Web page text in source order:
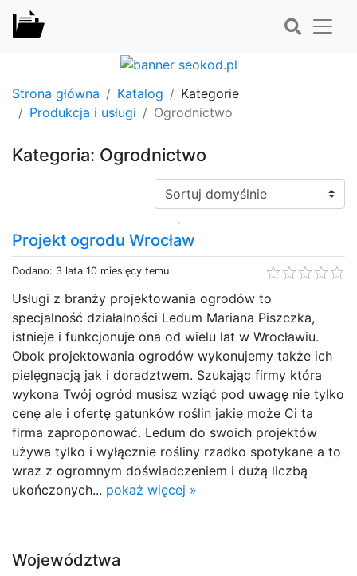
Strona główna Katalog
Kategorie
Produkcja i usługi
Ogrodnictwo
Kategoria: Ogrodnictwo
Sortuj:
Projekt ogrodu Wrocław
Dodano: 3 lata 10 miesięcy temu
Usługi z branży projektowania ogrodów to
specjalność działalności Ledum Mariana Piszczka,
istnieje i funkcjonuje ona od wielu lat w Wrocławiu.
Obok projektowania ogrodów wykonujemy także ich
pielęgnacją jak i doradztwem. Szukając firmy która
wykona Twój ogród musisz wziąć pod uwagę nie tylko
cenę ale i ofertę gatunków roślin jakie może Ci ta
firma zaproponować. Ledum do swoich projektów
używa tylko i wyłącznie rośliny rzadko spotykane a to
wraz z ogromnym doświadczeniem i dużą liczbą
ukończonych... pokaż więcej »
Województwa